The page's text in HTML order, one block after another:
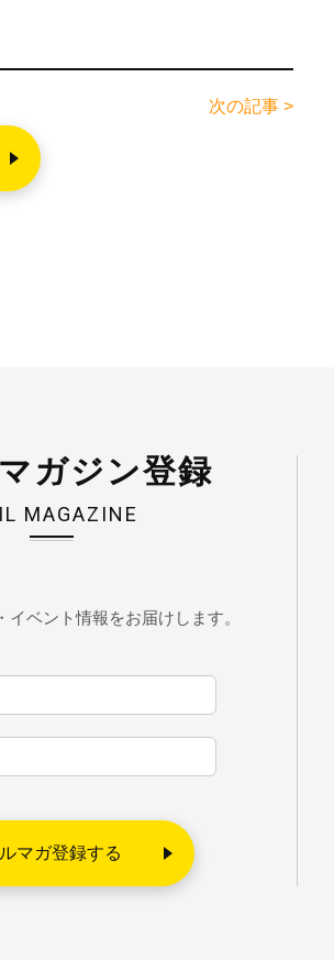
次の記事 >
ガジン登録
MAGAZINE
イベント情報をお届けします。